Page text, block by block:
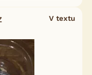
V textu